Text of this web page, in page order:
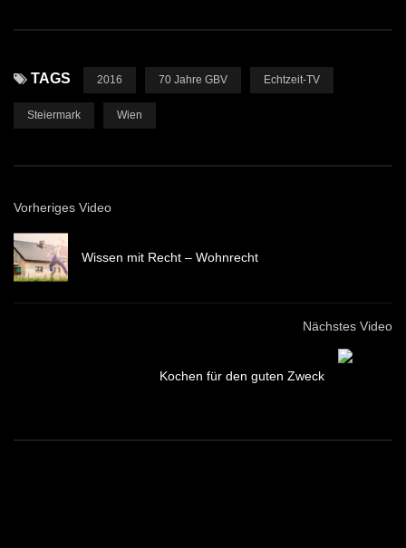
TAGS 2016 70 Jahre GBV Echtzeit-TV
Steiermark Wien
Vorheriges Video
Wissen mit Recht – Wohnrecht
Nächstes Video
Kochen für den guten Zweck